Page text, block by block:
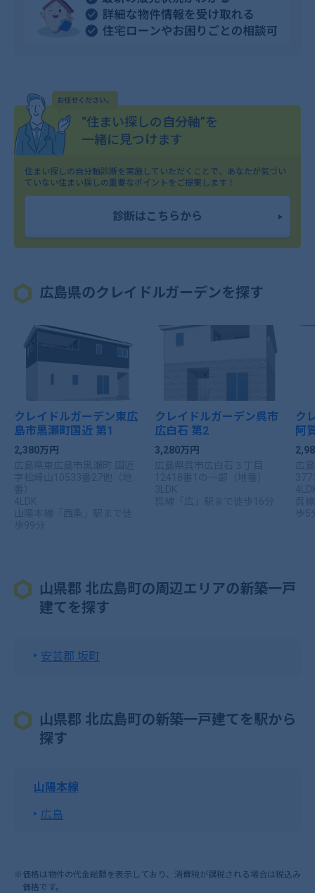
お任せください。
“住まい探しの自分軸”を
一緒に見つけます
住まい探しの自分軸診断を実施していただくことで、 あなたが気づい
ていない住まい探しの重要なポイントをご提案します！
診断はこちらから
広島県のクレイドルガーデンを探す
クレイドルガーデン東広
島市黒瀬町国近 第1
2,380万円
クレイドルガーデン呉市
広白石 第2
3,280万円
ク
阿
山県郡 北広島町の周辺エリアの新築一戸
建てを探す
安芸郡 坂町
山県郡 北広島町の新築一戸建てを駅から
探す
山陽本線
広島
※価格は物件の代金総額を表示しており、消費税が課税される場合は税込み
価格です。